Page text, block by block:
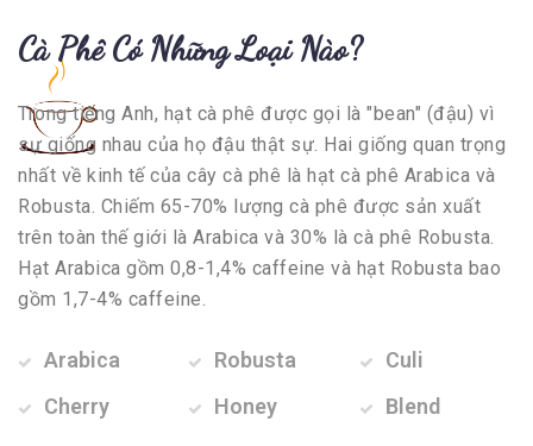
Cà Phê Có Những Loại Nào?
Trong tiếng Anh, hạt cà phê được gọi là "bean" (đậu) vì
sự giống nhau của họ đậu thật sự. Hai giống quan trọng
nhất về kinh tế của cây cà phê là hạt cà phê Arabica và
Robusta. Chiếm 65-70% lượng cà phê được sản xuất
trên toàn thế giới là Arabica và 30% là cà phê Robusta.
Hạt Arabica gồm 0,8-1,4% caffeine và hạt Robusta bao
gồm 1,7-4% caffeine.
Arabica Robusta
Culi
Cherry
Honey Blend